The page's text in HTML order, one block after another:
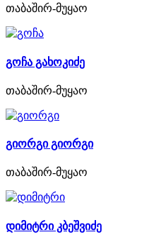
თაბაშირ-მუყაო
გოჩა გახოკიძე
თაბაშირ-მუყაო
გიორგი გიორგი
თაბაშირ-მუყაო
დიმიტრი კბეშვიძე